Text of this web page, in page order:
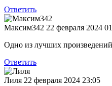
Ответить
Максим342 22 февраля 2024
Одно из лучших произведений
Ответить
Лиля 22 февраля 2024 23:05